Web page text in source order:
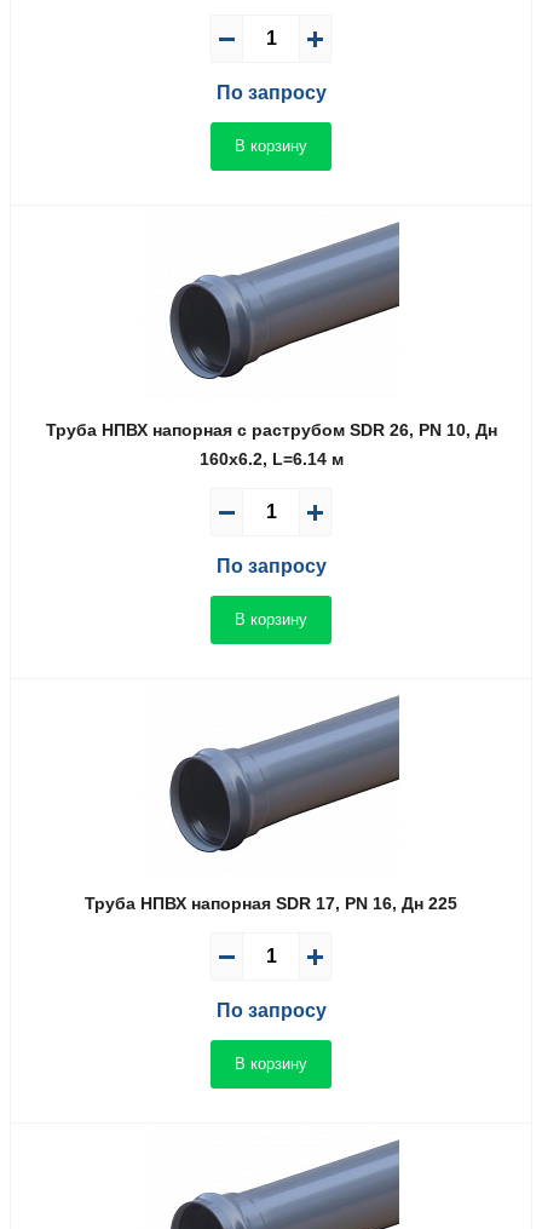
По запросу
В корзину
Труба НПВХ напорная с раструбом SDR 26, PN 10, Дн
160x6.2, L=6.14 м
По запросу
В корзину
Труба НПВХ напорная SDR 17, PN 16, Дн 225
По запросу
В корзину